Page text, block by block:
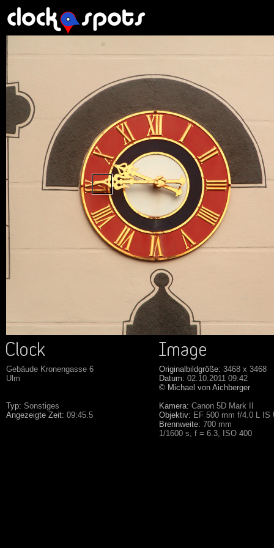
Gebäude Kronengasse 6
Ulm
Typ: Sonstiges
Angezeigte Zeit: 09:45.5
Originalbildgröße: 3468 x 3468
Datum: 02.10.2011 09:42
© Michael von Aichberger
Kamera: Canon 5D Mark II
Objektiv: EF 500 mm f/4.0 L IS
Brennweite: 700 mm
1/1600 s, f = 6.3, ISO 400